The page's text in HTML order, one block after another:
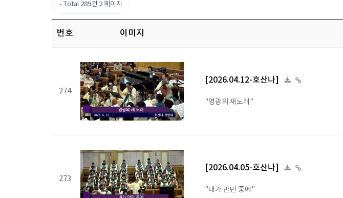
Total 289건 2 페이지
번호 이미지
274
[2026.04.12-호산나]
"영광의 새노래"
273
[2026.04.05-호산나]
"내가 만민 중에"